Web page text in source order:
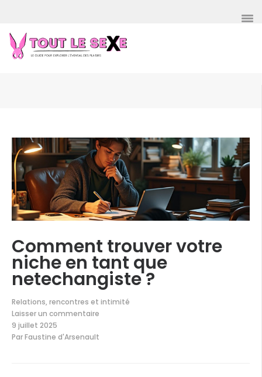
contenu
(Pressez
Entrée)
Comment trouver votre
niche en tant que
netechangiste ?
Relations, rencontres et intimité
Laisser un commentaire
sur
Comment
trouver
9 juillet 2025
ParFaustine d'Arsenault